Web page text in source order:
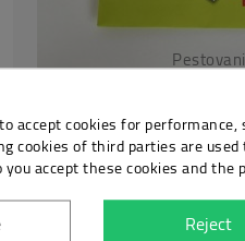
Pestovani
Kč799.00
accept cookies for
cookies of third parties are
you accept these cookies and
Reject